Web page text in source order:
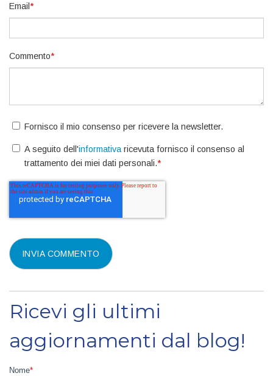
Email*
Commento*
Fornisco il mio consenso per ricevere la newsletter.
A seguito dell'informativa ricevuta fornisco il consenso al
trattamento dei miei dati personali.*
Ricevi gli ultimi
aggiornamenti dal blog!